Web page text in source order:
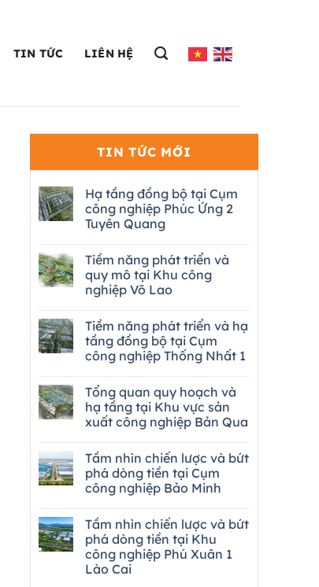
TIN TỨC LIÊN HỆ
TIN TỨC MỚI
Hạ tầng đồng bộ tại Cụm
công nghiệp Phúc Ứng 2
Tuyên Quang
Tiềm năng phát triển và
quy mô tại Khu công
nghiệp Võ Lao
Tiềm năng phát triển và hạ
tầng đồng bộ tại Cụm
công nghiệp Thống Nhất 1
Tổng quan quy hoạch và
hạ tầng tại Khu vực sản
xuất công nghiệp Bản Qua
Tầm nhìn chiến lược và bứt
phá dòng tiền tại Cụm
công nghiệp Bảo Minh
Tầm nhìn chiến lược và bứt
phá dòng tiền tại Khu
công nghiệp Phú Xuân 1
Lào Cai